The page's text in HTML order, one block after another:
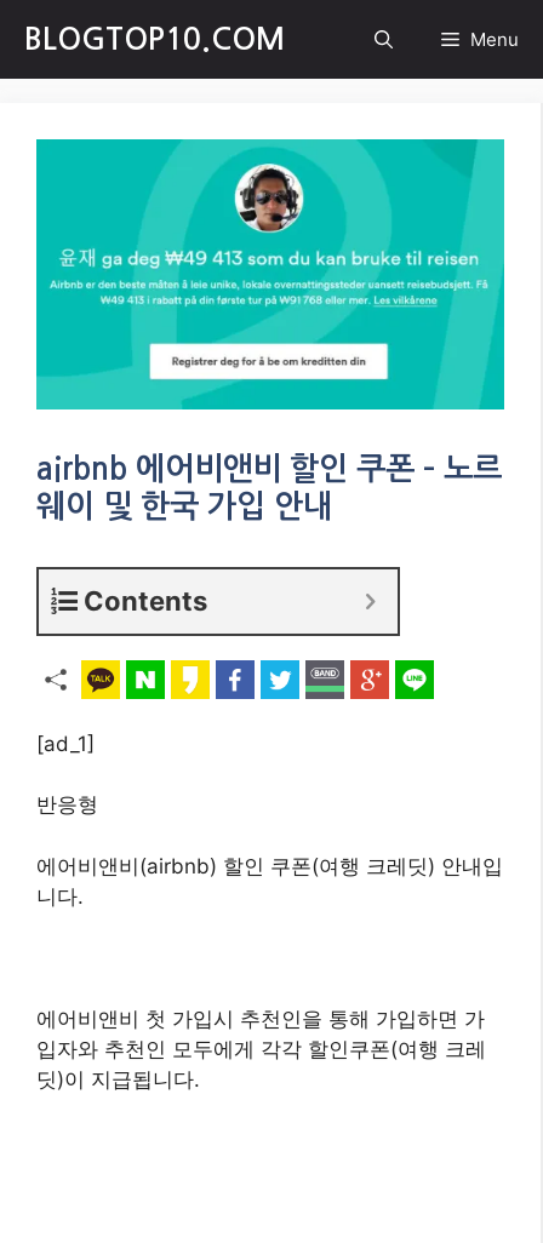
content
BLOGTOP10.COM Menu
airbnb 에어비앤비 할인 쿠폰 – 노르
웨이 및 한국 가입 안내
Contents
[ad_1]
반응형
에어비앤비(airbnb) 할인 쿠폰(여행 크레딧) 안내입
니다.
에어비앤비 첫 가입시 추천인을 통해 가입하면 가
입자와 추천인 모두에게 각각 할인쿠폰(여행 크레
딧)이 지급됩니다.